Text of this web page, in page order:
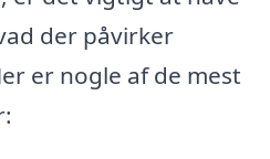
der påvirker
er nogle af de mest